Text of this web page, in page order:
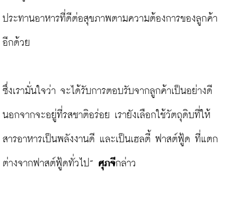
ประทานอาหารที่ดีต่อสุขภาพตามความต้องการของลูกค้า
อีกด้วย
ซึ่งเรามั่นใจว่า จะได้รับการตอบรับจากลูกค้าเป็นอย่างดี
นอกจากจะอยู่ที่รสชาติอร่อย เรายังเลือกใช้วัตถุดิบที่ให้
สารอาหารเป็นพลังงานดี และเป็นเฮลตี้ ฟาสต์ฟู้ด ที่แตก
ต่างจากฟาสต์ฟู้ดทั่วไป” ศุภจีกล่าว